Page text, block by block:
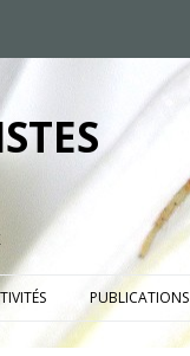
PUBLICATIONS